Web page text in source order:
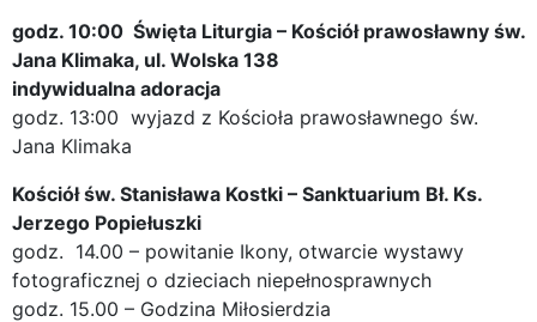
godz. 10:00 Święta Liturgia – Kościół prawosławny św.
Jana Klimaka, ul. Wolska 138
indywidualna adoracja
godz. 13:00 wyjazd z Kościoła prawosławnego św.
Jana Klimaka
Kościół św. Stanisława Kostki – Sanktuarium Bł. Ks.
Jerzego Popiełuszki
godz. 14.00 – powitanie Ikony, otwarcie wystawy
fotograficznej o dzieciach niepełnosprawnych
godz. 15.00 – Godzina Miłosierdzia